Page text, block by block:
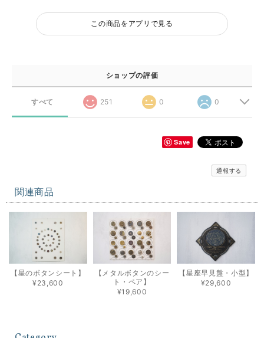
この商品をアプリで見る
ショップの評価
すべて 251 0 0
Save
通報する
関連商品
【星のボタンシート】
¥23,600
【メタルボタンのシー
ト・ペア】
¥19,600
【星座早見盤・小型】
¥29,600